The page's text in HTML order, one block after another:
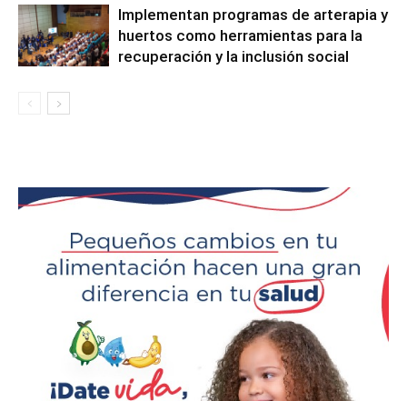
Implementan programas de arterapia y
huertos como herramientas para la
recuperación y la inclusión social